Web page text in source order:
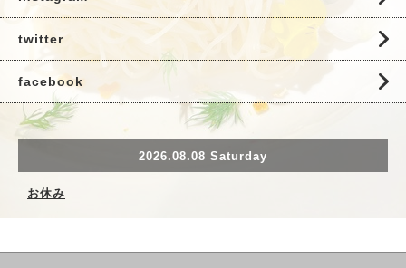
twitter
facebook
2026.08.08 Saturday
お休み